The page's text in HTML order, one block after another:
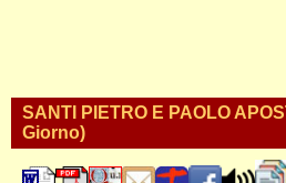
SANTI PIETRO E PAOLO
Giorno)